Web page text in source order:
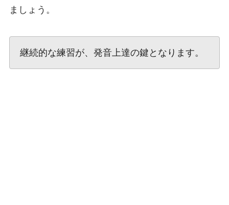
ましょう。
継続的な練習が、発音上達の鍵となります。